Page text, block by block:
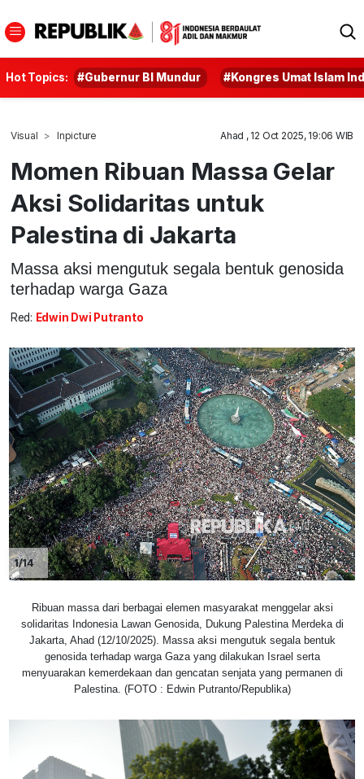
Hot Topics: #Gubernur BI Mundur #Kongres Umat Islam
Visual Inpicture Ahad , 12 Oct 2025, 19:06 WIB
Momen Ribuan Massa Gelar
Aksi Solidaritas untuk
Palestina di Jakarta
Massa aksi mengutuk segala bentuk genosida
terhadap warga Gaza
Red: Edwin Dwi Putranto
1/14
Ribuan massa dari berbagai elemen masyarakat menggelar aksi
solidaritas Indonesia Lawan Genosida, Dukung Palestina Merdeka di
Jakarta, Ahad (12/10/2025). Massa aksi mengutuk segala bentuk
genosida terhadap warga Gaza yang dilakukan Israel serta
menyuarakan kemerdekaan dan gencatan senjata yang permanen di
Palestina. (FOTO : Edwin Putranto/Republika)